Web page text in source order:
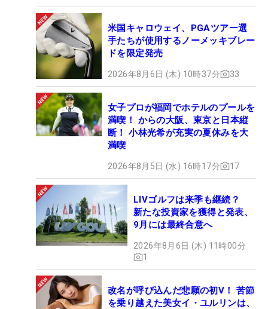
米国キャロウェイ、PGAツアー選
手たちが使用するノーメッキブレー
ドを限定発売
2026年8月6日 (木) 10時37分 33
女子プロが福岡でホテルのプールを
満喫！ からの大阪、東京と日本縦
断！ 小林光希が充実の夏休みを大
満喫
2026年8月5日 (水) 16時17分 17
LIVゴルフは来季も継続？
新たな投資家を獲得と発表、
9月には最終合意へ
2026年8月6日 (木) 11時00分
1
改名が呼び込んだ悲願の初V！ 苦節
を乗り越えた美女イ・ユルリンは、